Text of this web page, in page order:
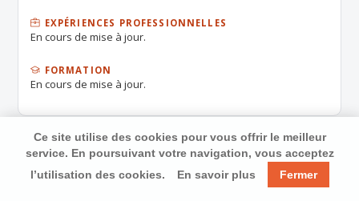
attendant une réponse favorable veuillez agréer mes
salutations distinguées
EXPÉRIENCES PROFESSIONNELLES
En cours de mise à jour.
FORMATION
En cours de mise à jour.
Ce site utilise des cookies pour vous offrir le meilleur
service. En poursuivant votre navigation, vous acceptez
l’utilisation des cookies.
En savoir plus Fermer